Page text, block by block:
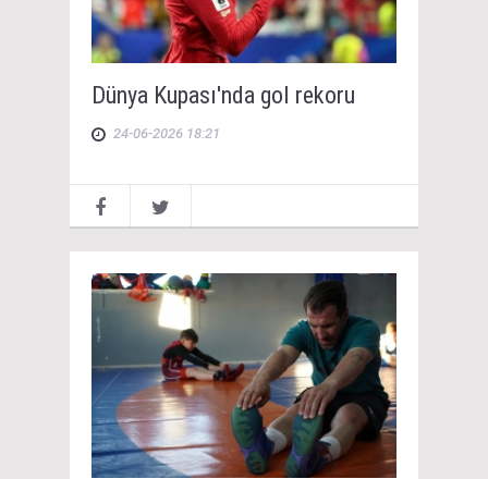
Dünya Kupası'nda gol rekoru
24-06-2026 18:21